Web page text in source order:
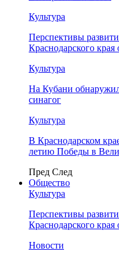
Культура
Перспективы
Краснодарского
Культура
На Кубани
синагог
Культура
В Краснодарском
летию Победы в
Пред След
Общество
Культура
Перспективы
Краснодарского
Новости